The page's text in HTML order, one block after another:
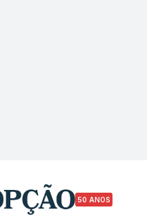
50 ANOS